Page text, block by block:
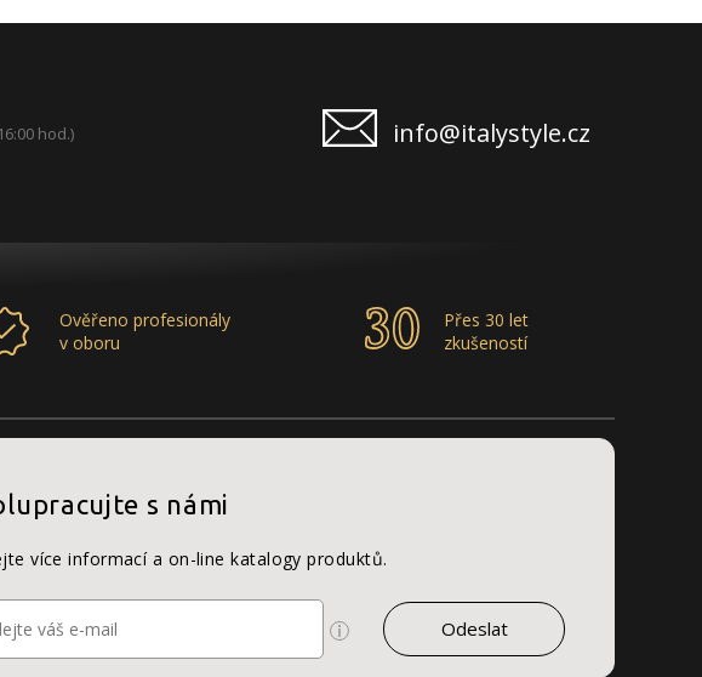
hod.) info@italystyle.cz
Ověřeno profesionály
v oboru
Přes 30 let
zkušeností
s námi
více informací a on-line katalogy produktů.